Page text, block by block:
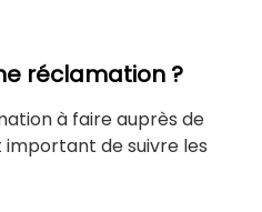
réclamation ?
à faire auprès de
important de suivre les